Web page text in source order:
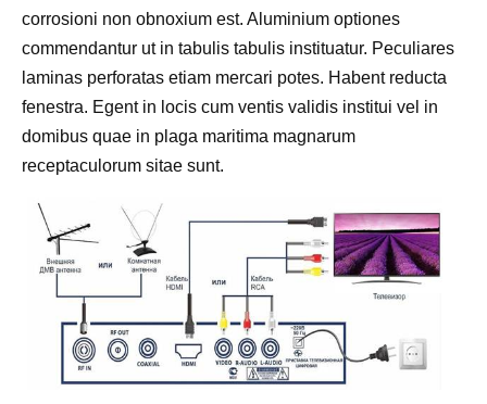
corrosioni non obnoxium est. Aluminium optiones
commendantur ut in tabulis tabulis instituatur. Peculiares
laminas perforatas etiam mercari potes. Habent reducta
fenestra. Egent in locis cum ventis validis institui vel in
domibus quae in plaga maritima magnarum
receptaculorum sitae sunt.